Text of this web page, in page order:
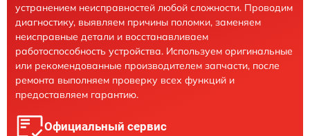
устранением неисправностей любой сложности. Проводим
диагностику, выявляем причины поломки, заменяем
неисправные детали и восстанавливаем
работоспособность устройства. Используем оригинальные
или рекомендованные производителем запчасти, после
ремонта выполняем проверку всех функций и
предоставляем гарантию.
Официальный сервис